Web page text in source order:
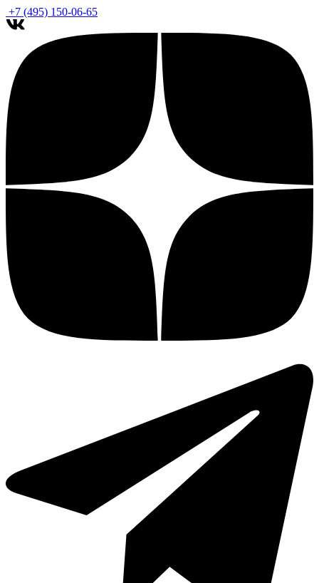
+7 (495) 150-06-65